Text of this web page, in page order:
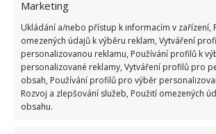
Marketing
Ukládání a/nebo přístup k informacím v zařízení,
omezených údajů k výběru reklam, Vytváření
personalizovanou reklamu, Používání profilů k
personalizované reklamy, Vytváření profilů pro
obsah, Používání profilů pro výběr
Rozvoj a zlepšování služeb, Použití omezených
obsahu.